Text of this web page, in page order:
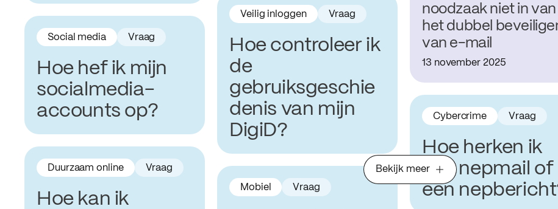
noodzaak niet in van
het dubbel
van e-mail
13 november 2025
Hoe controleer ik
de
gebruiksgeschie
denis van mijn
DigiD?
Veilig inloggen Vraag
Hoe hef ik mijn
socialmedia-
accounts op?
Social media Vraag
Hoe herken ik
een nepmail of
een
Cybercrime Vraag
Hoe kan ik
Duurzaam online Vraag
Mobiel Vraag
Bekijk meer